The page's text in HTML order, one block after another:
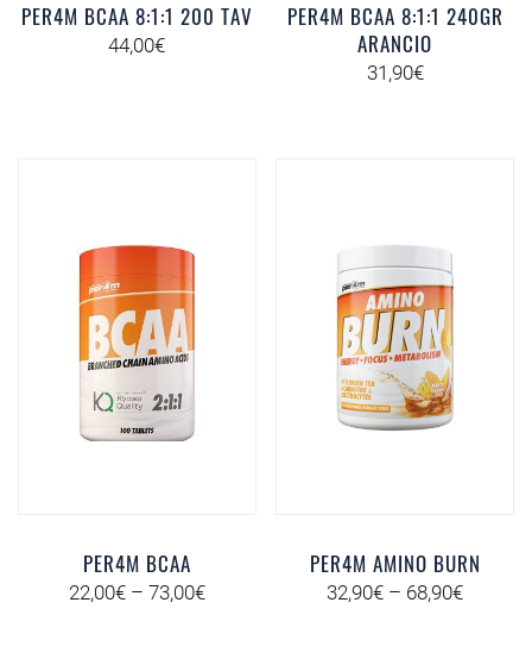
PER4M BCAA 8:1:1 200 TAV
44,00€
PER4M BCAA 8:1:1 240GR
ARANCIO
31,90€
PER4M BCAA
22,00€– 73,00€
PER4M AMINO BURN
32,90€ – 68,90€